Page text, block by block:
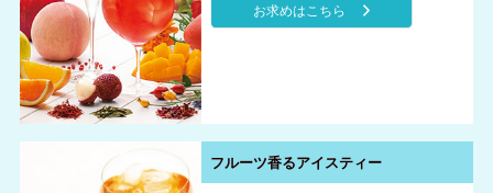
お求めはこちら
フルーツ香るアイスティー